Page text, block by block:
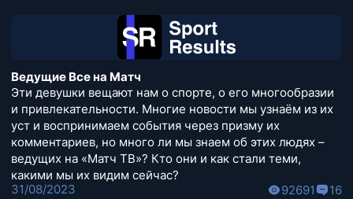
Ведущие Все на Матч
Эти девушки вещают нам о спорте, о его многообразии
и привлекательности. Многие новости мы узнаём из их
уст и воспринимаем события через призму их
комментариев, но много ли мы знаем об этих людях –
ведущих на «Матч ТВ»? Кто они и как стали теми,
какими мы их видим сейчас?
31/08/2023
92691 16